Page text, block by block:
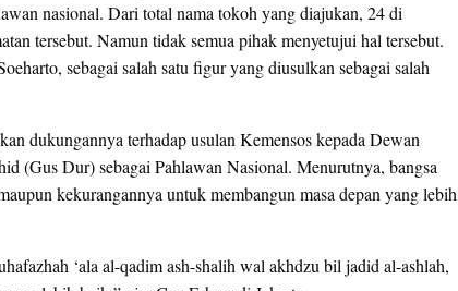
nasional. Dari total nama tokoh yang diajukan, 24 di
tersebut. Namun tidak semua pihak menyetujui hal tersebut.
sebagai salah satu figur yang diusulkan sebagai salah
dukungannya terhadap usulan Kemensos kepada Dewan
(Gus Dur) sebagai Pahlawan Nasional. Menurutnya, bangsa
kekurangannya untuk membangun masa depan yang lebih
‘ala al-qadim ash-shalih wal akhdzu bil jadid al-ashlah,